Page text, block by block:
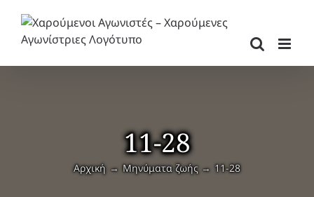
περιεχόμενο
11-28
Αρχική Μηνύματα ζωής 11-28